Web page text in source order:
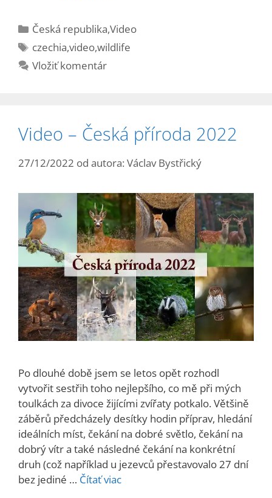
Kategórie
Česká republika,Video
Značky
czechia,video,wildlife
Vložiť komentár
Video – Česká příroda 2022
27/12/2022 od autora: Václav Bystřický
Po dlouhé době jsem se letos opět rozhodl
vytvořit sestřih toho nejlepšího, co mě při mých
toulkách za divoce žijícími zvířaty potkalo. Většině
záběrů předcházely desítky hodin příprav, hledání
ideálních míst, čekání na dobré světlo, čekání na
dobrý vítr a také následné čekání na konkrétní
druh (což například u jezevců přestavovalo 27 dní
bez jediné … Čítať viac